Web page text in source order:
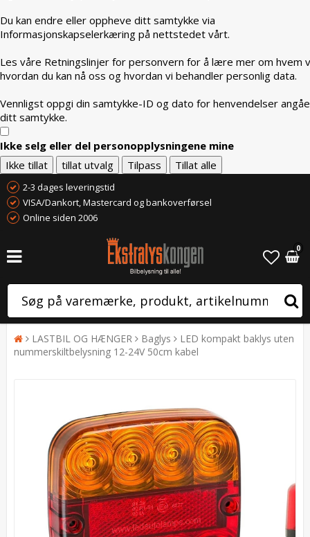
Du kan endre eller oppheve ditt samtykke via
Informasjonskapselerkæring på nettstedet vårt.
Les våre Retningslinjer for personvern for å lære mer om hvem
hvordan du kan nå oss og hvordan vi behandler personlig data.
Vennligst oppgi din samtykke-ID og dato for henvendelser
ditt samtykke.
Ikke selg eller del personopplysningene mine
Ikke tillat
tillat utvalg Tilpass Tillat alle
2-3 dages leveringstid
VISA/Dankort, Mastercard og bankoverførsel
Online siden 2006
0
LASTBIL OG HÆNGER Baglys
LED kompakt baklys uten
nummerskiltbelysning 12-24V 50cm kabel